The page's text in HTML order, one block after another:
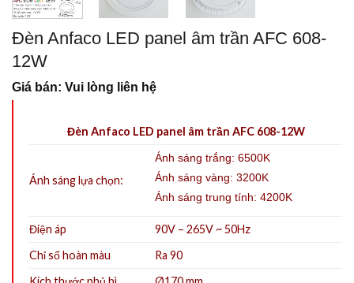
Đèn Anfaco LED panel âm trần AFC 608-
12W
Giá bán: Vui lòng liên hệ
Đèn Anfaco LED panel âm trần AFC 608-12W
Ánh sáng lựa chọn:
Ánh sáng trắng: 6500K
Ánh sáng vàng: 3200K
Ánh sáng trung tính: 4200K
Điện áp
90V – 265V ~ 50Hz
Chỉ số hoàn màu
Ra 90